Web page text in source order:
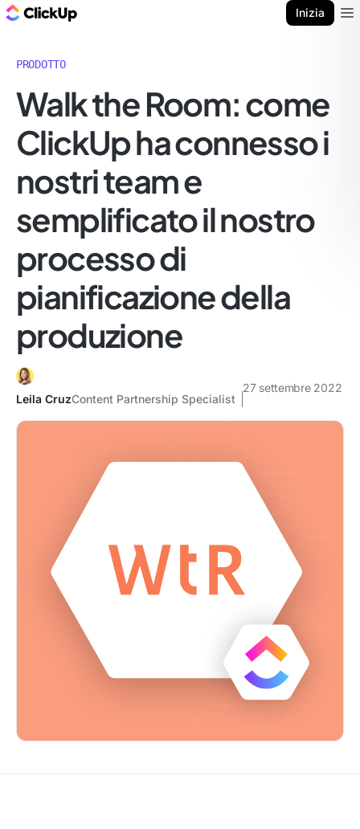
Inizia
PRODOTTO
Walk the Room: come
ClickUp ha connesso i
nostri team e
semplificato il nostro
processo di
pianificazione della
produzione
Leila CruzContent Partnership Specialist
27 settembre 2022